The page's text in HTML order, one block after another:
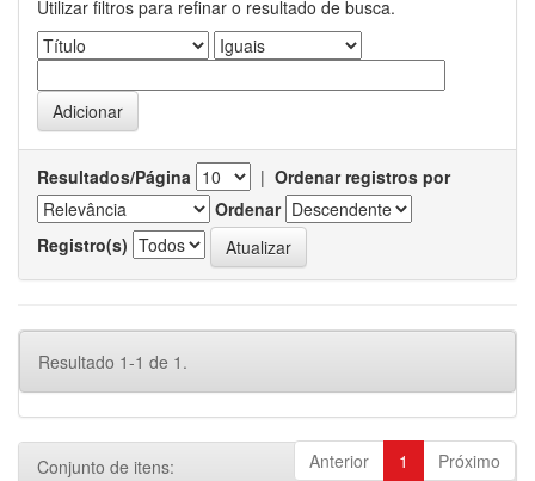
Utilizar filtros para refinar o resultado de busca.
Resultados/Página | Ordenar registros por
Ordenar
Registro(s)
Resultado 1-1 de 1.
Anterior 1 Próximo
Conjunto de itens: